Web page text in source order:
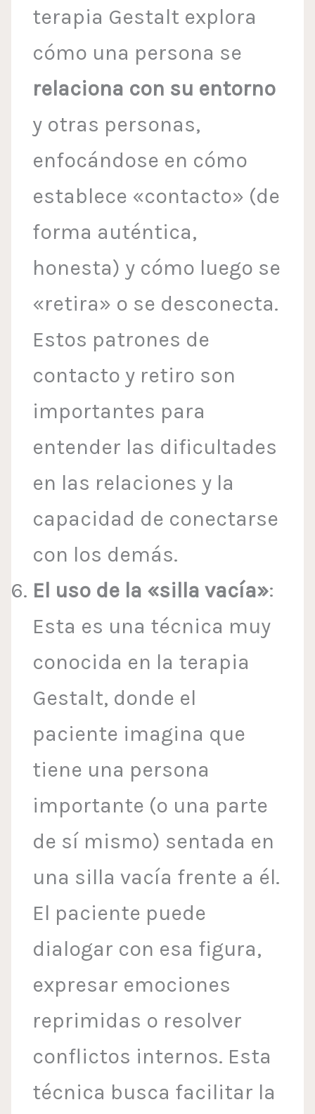
terapia Gestalt explora
cómo una persona se
relaciona con su entorno
y otras personas,
enfocándose en cómo
establece «contacto» (de
forma auténtica,
honesta) y cómo luego se
«retira» o se desconecta.
Estos patrones de
contacto y retiro son
importantes para
entender las dificultades
en las relaciones y la
capacidad de conectarse
con los demás.
El uso de la «silla vacía»:
Esta es una técnica muy
conocida en la terapia
Gestalt, donde el
paciente imagina que
tiene una persona
importante (o una parte
de sí mismo) sentada en
una silla vacía frente a él.
El paciente puede
dialogar con esa figura,
expresar emociones
reprimidas o resolver
conflictos internos. Esta
técnica busca facilitar la